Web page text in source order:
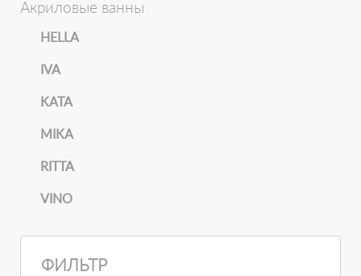
Акриловые ванны
HELLA
IVA
KATA
MIKA
RITTA
VINO
ФИЛЬТР